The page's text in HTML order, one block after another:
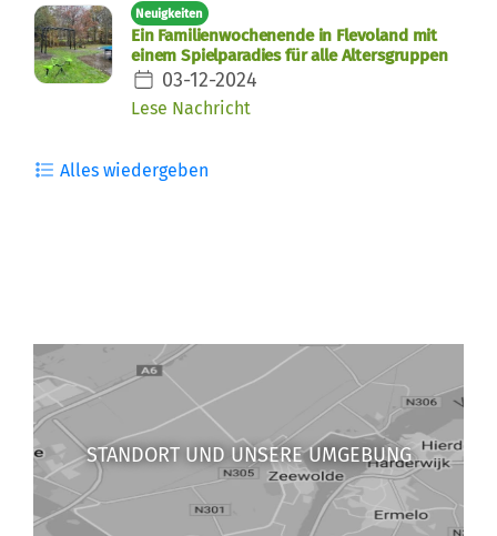
Neuigkeiten
Ein Familienwochenende in Flevoland mit
einem Spielparadies für alle Altersgruppen
03-12-2024
Lese Nachricht
Alles wiedergeben
STANDORT UND UNSERE UMGEBUNG